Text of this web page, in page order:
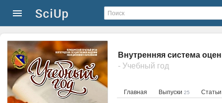
Внутренняя система
- Учебный год
Главная Выпуски 25